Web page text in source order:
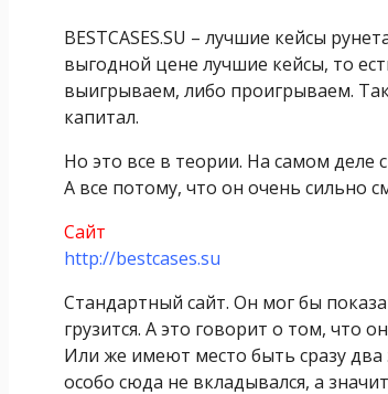
BESTCASES.SU – лучшие кейсы
выгодной цене лучшие кейсы, то
выигрываем, либо проигрываем.
капитал.
Но это все в теории. На самом деле
А все потому, что он очень сильно
Сайт
http://bestcases.su
Стандартный сайт. Он мог бы
грузится. А это говорит о том,
Или же имеют место быть сразу два
особо сюда не вкладывался, а